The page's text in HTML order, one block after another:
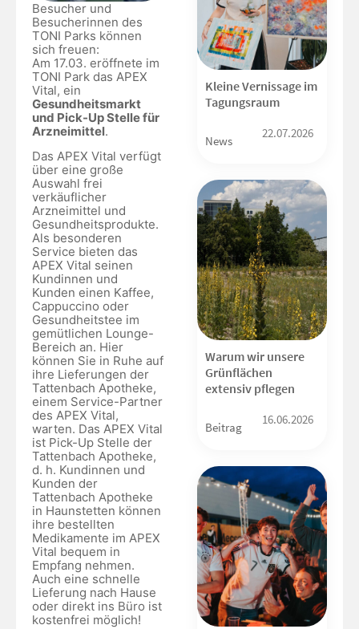
Besucher und
Besucherinnen des
TONI Parks können
sich freuen:
Am 17.03. eröffnete im
TONI Park das APEX
Vital, ein
Gesundheitsmarkt
und Pick-Up Stelle für
Arzneimittel.
Das APEX Vital verfügt
über eine große
Auswahl frei
verkäuflicher
Arzneimittel und
Gesundheitsprodukte.
Als besonderen
Service bieten das
APEX Vital seinen
Kundinnen und
Kunden einen Kaffee,
Cappuccino oder
Gesundheitstee im
gemütlichen Lounge-
Bereich an. Hier
können Sie in Ruhe auf
ihre Lieferungen der
Tattenbach Apotheke,
einem Service-Partner
des APEX Vital,
warten. Das APEX Vital
ist Pick-Up Stelle der
Tattenbach Apotheke,
d. h. Kundinnen und
Kunden der
Tattenbach Apotheke
in Haunstetten können
ihre bestellten
Medikamente im APEX
Vital bequem in
Empfang nehmen.
Auch eine schnelle
Lieferung nach Hause
oder direkt ins Büro ist
kostenfrei möglich!
Kleine Vernissage im
Tagungsraum
News
22.07.2026
Warum wir unsere
Grünflächen
extensiv pflegen
Beitrag
16.06.2026